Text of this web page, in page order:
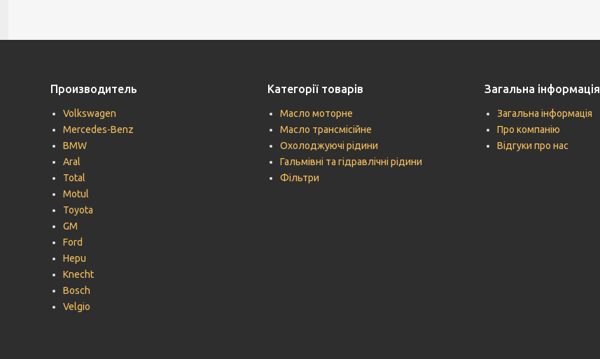
Производитель
Volkswagen
Mercedes-Benz
BMW
Aral
Total
Motul
Toyota
GM
Ford
Hepu
Knecht
Bosch
Velgio
Категорії товарів
Масло моторне
Масло трансмісійне
Охолоджуючі рідини
Гальмівні та гідравлічні рідини
Фільтри
Загальна інформація
Загальна інформація
Про компанію
Відгуки про нас